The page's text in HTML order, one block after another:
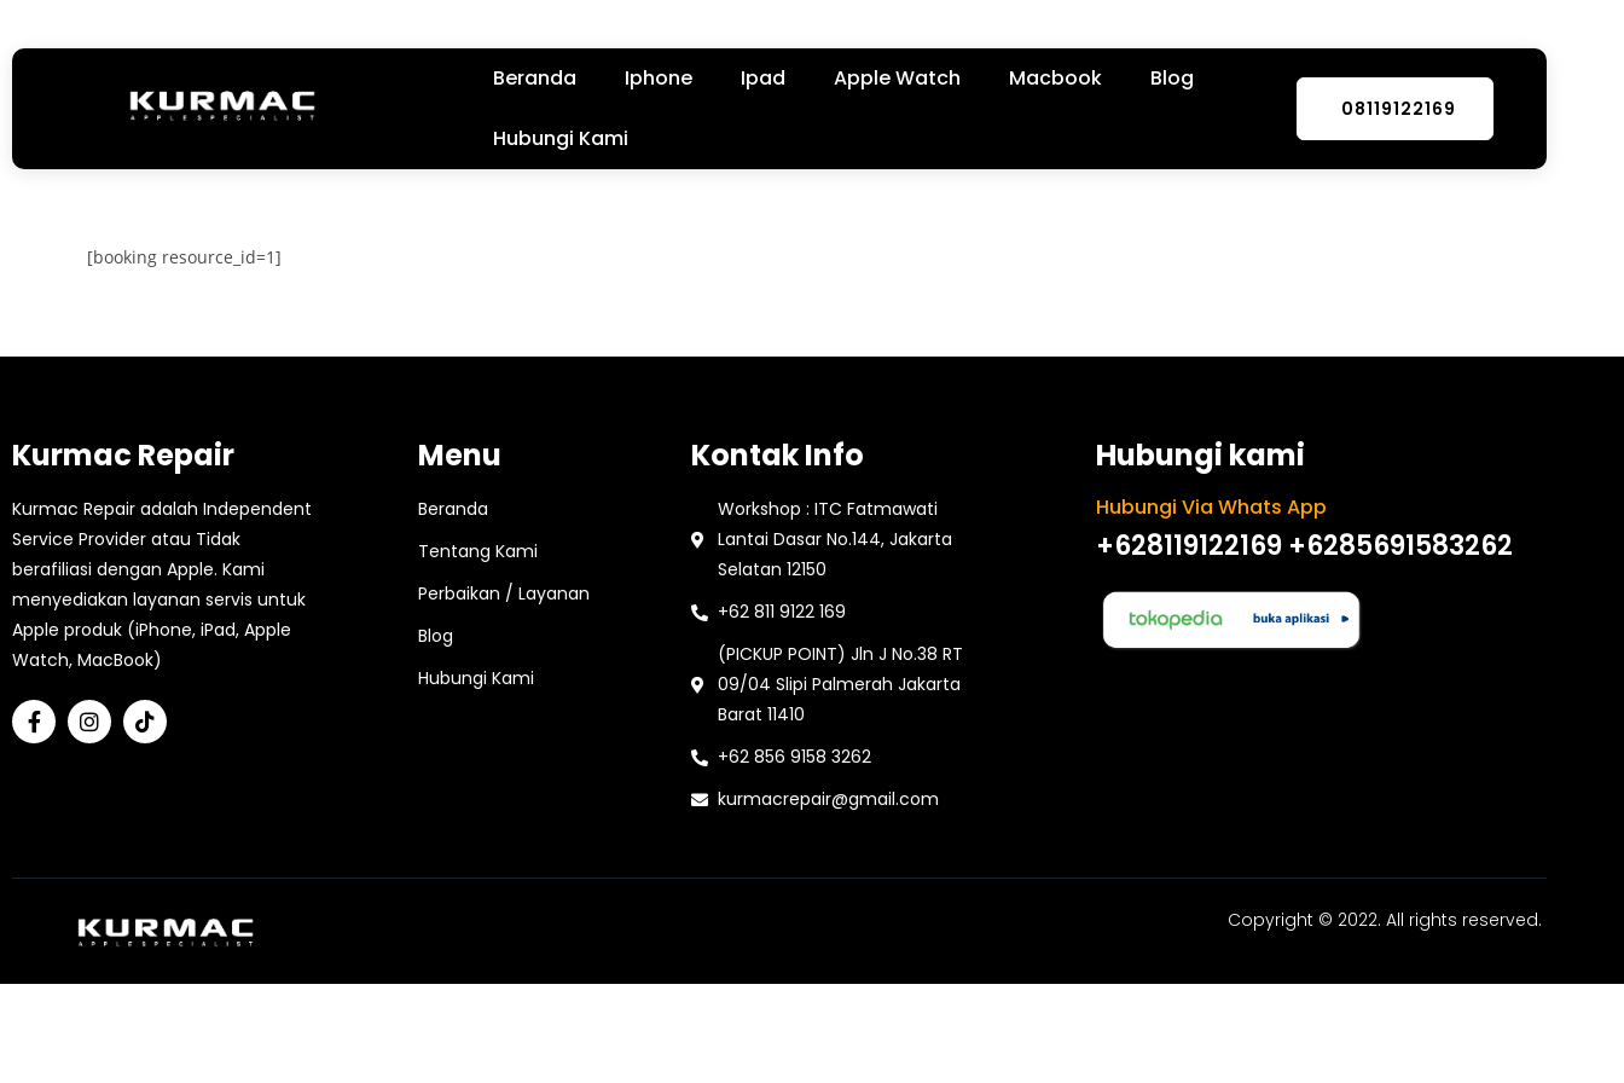
Beranda Iphone Ipad Apple Watch Macbook Blog
Hubungi Kami
08119122169
[booking resource_id=1]
Kurmac Repair
Kurmac Repair adalah Independent
Service Provider atau Tidak
berafiliasi dengan Apple. Kami
menyediakan layanan servis untuk
Apple produk (iPhone, iPad, Apple
Watch, MacBook)
Menu
Beranda
Tentang Kami
Perbaikan / Layanan
Blog
Hubungi Kami
Kontak Info
Workshop : ITC Fatmawati
Lantai Dasar No.144, Jakarta
Selatan 12150
+62 811 9122 169
(PICKUP POINT) Jln J No.38 RT
09/04 Slipi Palmerah Jakarta
Barat 11410
+62 856 9158 3262
kurmacrepair@gmail.com
Hubungi kami
Hubungi Via Whats App
+628119122169 +6285691583262
Copyright © 2022. All rights reserved.